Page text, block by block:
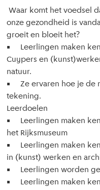
Waar komt het voedsel
onze gezondheid is
groeit en bloeit het?
• Leerlingen maken
Cuypers en
natuur.
• Ze ervaren hoe je de
tekening.
Leerdoelen
• Leerlingen maken
het Rijksmuseum
• Leerlingen maken
in (kunst) werken en
• Leerlingen worden
• Leerlingen maken